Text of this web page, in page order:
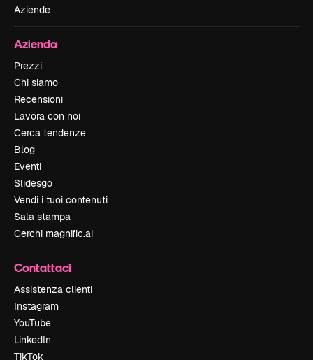
Aziende
Azienda
Prezzi
Chi siamo
Recensioni
Lavora con noi
Cerca tendenze
Blog
Eventi
Slidesgo
Vendi i tuoi contenuti
Sala stampa
Cerchi magnific.ai
Contattaci
Assistenza clienti
Instagram
YouTube
LinkedIn
TikTok